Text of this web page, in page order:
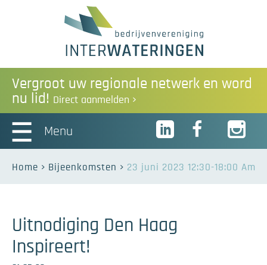
Vergroot uw regionale netwerk en word
nu lid! Direct aanmelden
Menu
Home Bijeenkomsten 23 juni 2023 12:30-18:00
Uitnodiging Den Haag
Inspireert!